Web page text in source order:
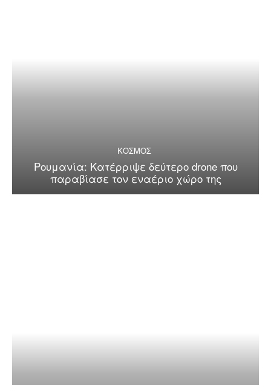
ΚΟΣΜΟΣ
Ρουμανία: Κατέρριψε δεύτερο drone που
παραβίασε τον εναέριο χώρο της